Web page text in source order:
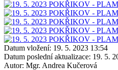
Datum vložení: 19. 5. 2023 13:54
Datum poslední aktualizace: 19. 5.
Autor: Mgr. Andrea Kučerová